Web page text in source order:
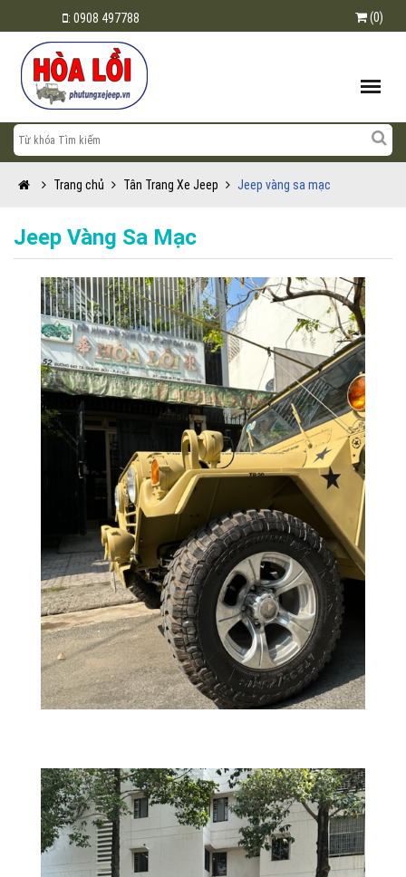
: 0908 497788 (0)
Trang chủ Tân Trang Xe Jeep Jeep vàng sa mạc
Jeep Vàng Sa Mạc